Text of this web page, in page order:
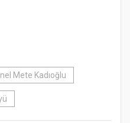
Mete Kadıoğlu